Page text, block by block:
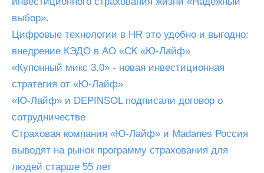
выбор».
Цифровые технологии в HR это удобно и выгодно:
внедрение КЭДО в АО «СК «Ю-Лайф»
«Купонный микс 3.0» - новая инвестиционная
стратегия от «Ю-Лайф»
«Ю-Лайф» и DEPINSOL подписали договор о
сотрудничестве
Страховая компания «Ю-Лайф» и Madanes Россия
выводят на рынок программу страхования для
людей старше 55 лет